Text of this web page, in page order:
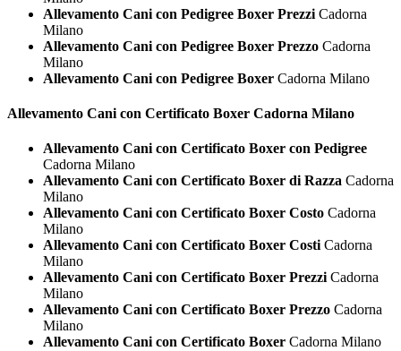
Allevamento Cani con Pedigree Boxer Prezzi Cadorna
Milano
Allevamento Cani con Pedigree Boxer Prezzo Cadorna
Milano
Allevamento Cani con Pedigree Boxer Cadorna Milano
Allevamento Cani con Certificato Boxer Cadorna Milano
Allevamento Cani con Certificato Boxer con Pedigree
Cadorna Milano
Allevamento Cani con Certificato Boxer di Razza Cadorna
Milano
Allevamento Cani con Certificato Boxer Costo Cadorna
Milano
Allevamento Cani con Certificato Boxer Costi Cadorna
Milano
Allevamento Cani con Certificato Boxer Prezzi Cadorna
Milano
Allevamento Cani con Certificato Boxer Prezzo Cadorna
Milano
Allevamento Cani con Certificato Boxer Cadorna Milano